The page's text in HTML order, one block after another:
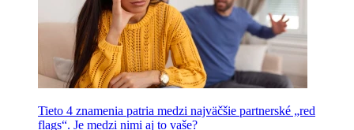
Tieto 4 znamenia patria medzi najväčšie partnerské „red
flags“. Je medzi nimi aj to vaše?